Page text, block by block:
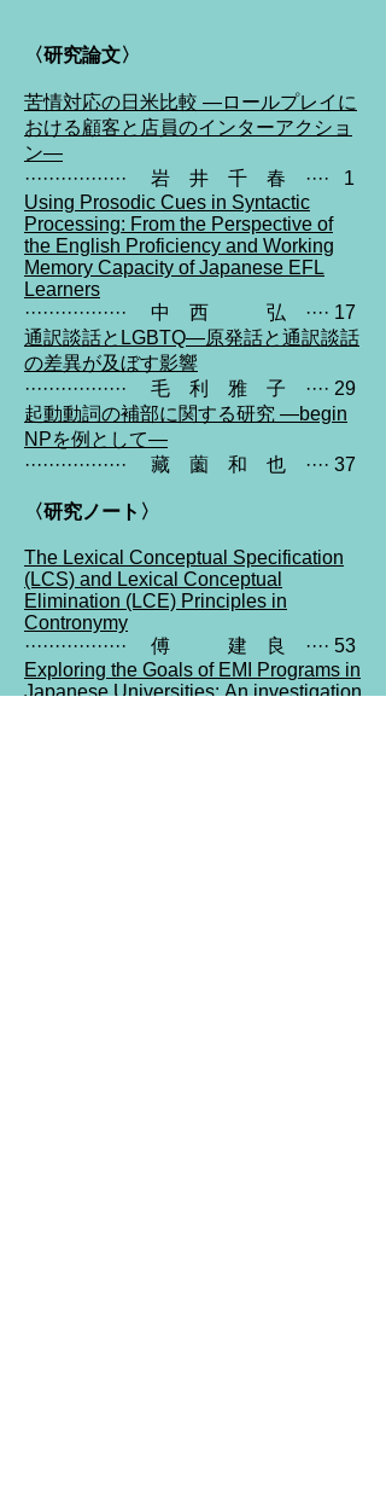
〈研究論文〉
苦情対応の日米比較 ―ロールプレイに
おける顧客と店員のインターアクショ
ン―
················· 岩 井 千 春 ···· 1
Using Prosodic Cues in Syntactic
Processing: From the Perspective of
the English Proficiency and Working
Memory Capacity of Japanese EFL
Learners
················· 中 西 弘 ···· 17
通訳談話とLGBTQ―原発話と通訳談話
の差異が及ぼす影響
················· 毛 利 雅 子 ···· 29
起動動詞の補部に関する研究 ―begin
NPを例として―
················· 藏 薗 和 也 ···· 37
〈研究ノート〉
The Lexical Conceptual Specification
(LCS) and Lexical Conceptual
Elimination (LCE) Principles in
Contronymy
················· 傅 建 良 ···· 53
Exploring the Goals of EMI Programs in
Japanese Universities:An investigation